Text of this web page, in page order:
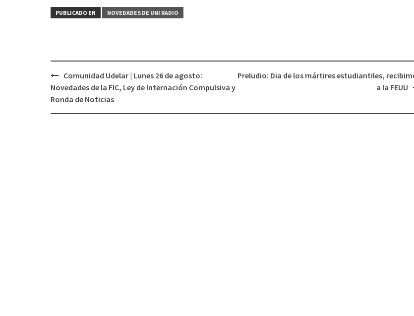
audio
o
PUBLICADO EN NOVEDADES DE UNI RADIO
Navegación
de
Comunidad Udelar | Lunes 26 de agosto:
Novedades de la FIC, Ley de Internación Compulsiva y
Ronda de Noticias
Preludio: Dia de los mártires estudiantiles,
a la FEUU